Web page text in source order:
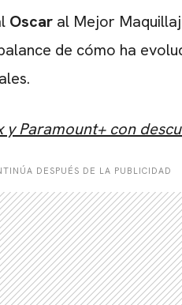
Oscar al Mejor
de cómo ha
y Paramount+ con
DESPUÉS DE LA PUBLICIDAD